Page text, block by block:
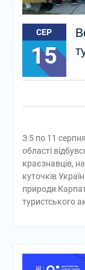
СЕР
15
З 5 по 11
області
краєзнавців,
куточків
природи
туристського